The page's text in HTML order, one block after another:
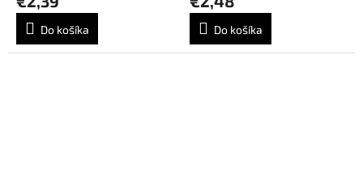
Do košíka Do košíka